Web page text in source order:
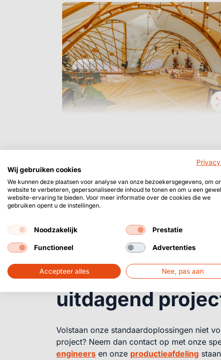
Heb jij eenuniek
uitdagend
Volstaan onze standaardoplossingen niet
project? Neem dan contact op met onze
engineers en onze productieafdeling
Wij gebruiken cookies
We kunnen deze plaatsen voor analyse van onze bezoekersgegevens, om
website te verbeteren, gepersonaliseerde inhoud te tonen en om u een
website-ervaring te bieden. Voor meer informatie over de cookies die we
gebruiken opent u de instellingen.
Noodzakelijk Prestatie
Functioneel Advertenties
Accepteer alles Nee, pas aan